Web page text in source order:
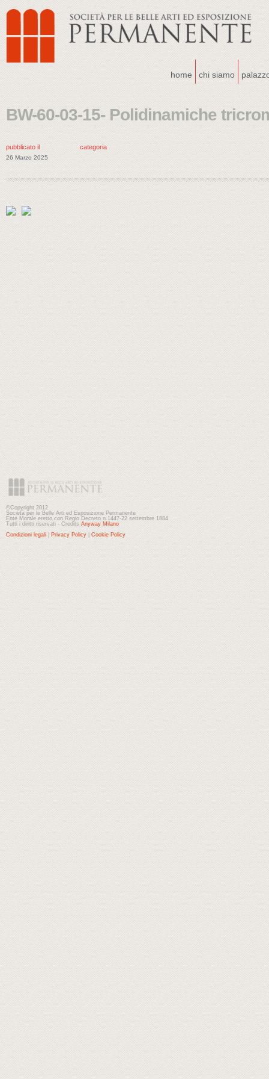
home chi siamo
BW-60-03-15- Polidinamiche
pubblicato il
26 Marzo 2025
categoria
©Copyright 2012
Società per le Belle Arti ed Esposizione Permanente
Ente Morale eretto con Regio Decreto n.1447-22 settembre 1884
Tutti i diritti riservati - Credits Anyway Milano
Condizioni legali
Privacy Policy Cookie Policy